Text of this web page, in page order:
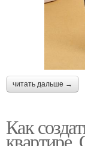
читать дальше →
Как